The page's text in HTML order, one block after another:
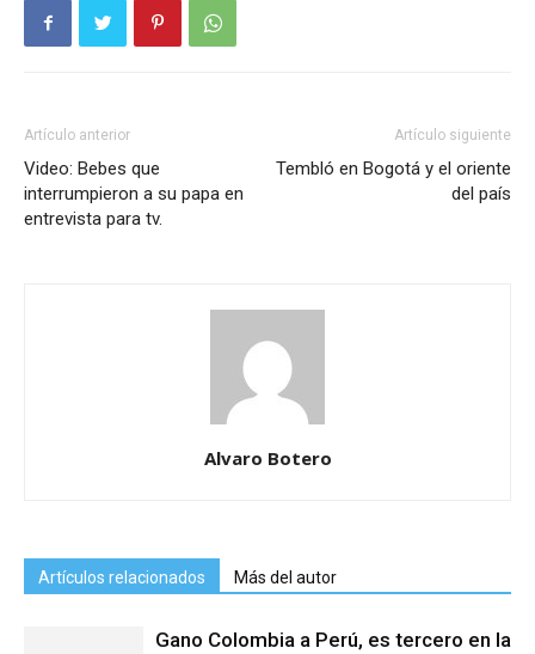
Artículo anterior
Video: Bebes que
interrumpieron a su papa en
entrevista para tv.
Artículo siguiente
Tembló en Bogotá y el oriente
del país
Alvaro Botero
Artículos relacionados Más del autor
Gano Colombia a Perú, es tercero en la